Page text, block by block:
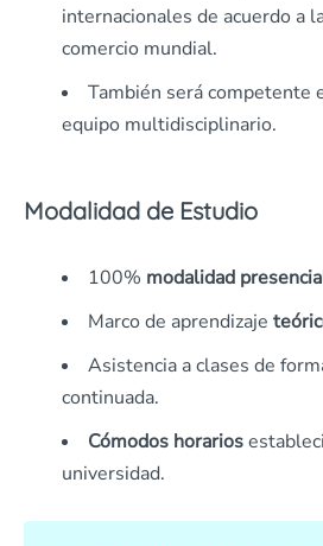
internacionales de acuerdo a
comercio mundial.
También será competente
equipo multidisciplinario.
Modalidad de Estudio
100% modalidad
Marco de aprendizaje
Asistencia a clases de
continuada.
Cómodos horarios
universidad.